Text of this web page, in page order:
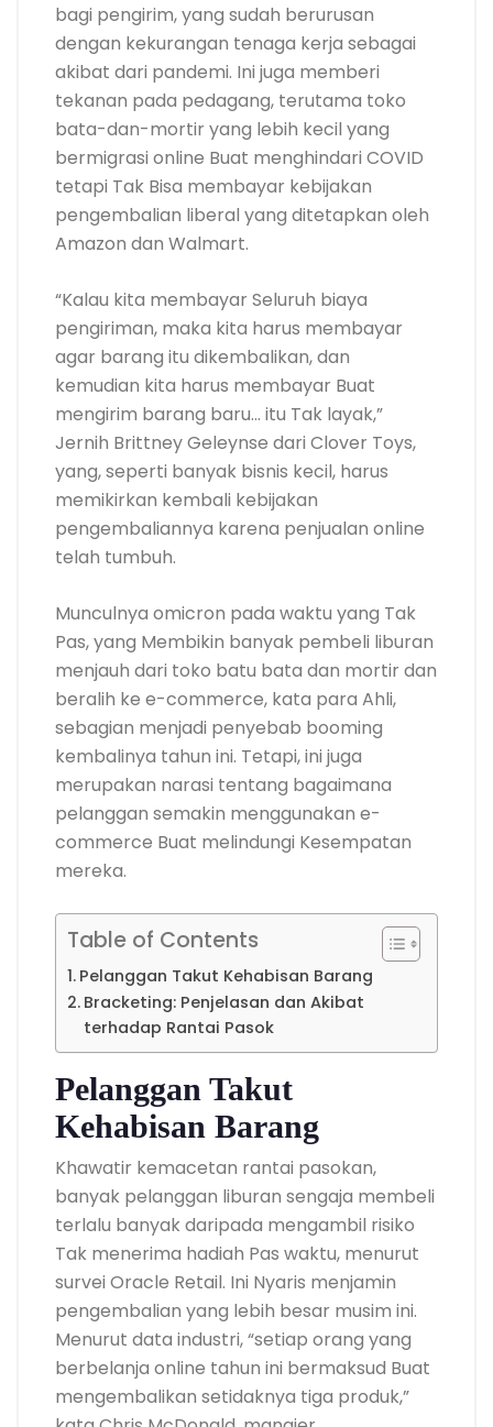
bagi pengirim, yang sudah berurusan
dengan kekurangan tenaga kerja sebagai
akibat dari pandemi. Ini juga memberi
tekanan pada pedagang, terutama toko
bata-dan-mortir yang lebih kecil yang
bermigrasi online Buat menghindari COVID
tetapi Tak Bisa membayar kebijakan
pengembalian liberal yang ditetapkan oleh
Amazon dan Walmart.
“Kalau kita membayar Seluruh biaya
pengiriman, maka kita harus membayar
agar barang itu dikembalikan, dan
kemudian kita harus membayar Buat
mengirim barang baru… itu Tak layak,”
Jernih Brittney Geleynse dari Clover Toys,
yang, seperti banyak bisnis kecil, harus
memikirkan kembali kebijakan
pengembaliannya karena penjualan online
telah tumbuh.
Munculnya omicron pada waktu yang Tak
Pas, yang Membikin banyak pembeli liburan
menjauh dari toko batu bata dan mortir dan
beralih ke e-commerce, kata para Ahli,
sebagian menjadi penyebab booming
kembalinya tahun ini. Tetapi, ini juga
merupakan narasi tentang bagaimana
pelanggan semakin menggunakan e-
commerce Buat melindungi Kesempatan
mereka.
Table of Contents
Pelanggan Takut Kehabisan Barang
Bracketing: Penjelasan dan Akibat
terhadap Rantai Pasok
Pelanggan Takut
Kehabisan Barang
Khawatir kemacetan rantai pasokan,
banyak pelanggan liburan sengaja membeli
terlalu banyak daripada mengambil risiko
Tak menerima hadiah Pas waktu, menurut
survei Oracle Retail. Ini Nyaris menjamin
pengembalian yang lebih besar musim ini.
Menurut data industri, “setiap orang yang
berbelanja online tahun ini bermaksud Buat
mengembalikan setidaknya tiga produk,”